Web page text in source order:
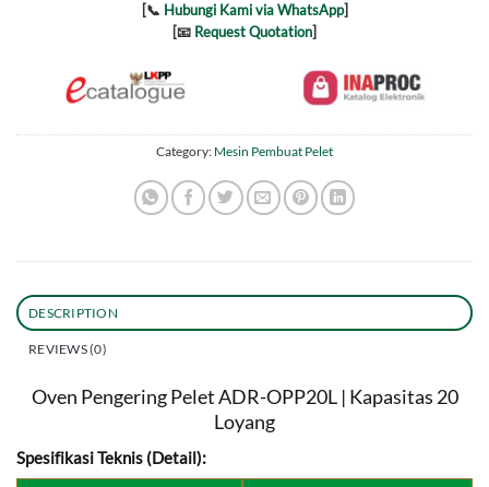
[📞 Hubungi Kami via WhatsApp]
[📧 Request Quotation]
Category: Mesin Pembuat Pelet
DESCRIPTION
REVIEWS (0)
Oven Pengering Pelet ADR-OPP20L | Kapasitas 20
Loyang
Spesifikasi Teknis (Detail):